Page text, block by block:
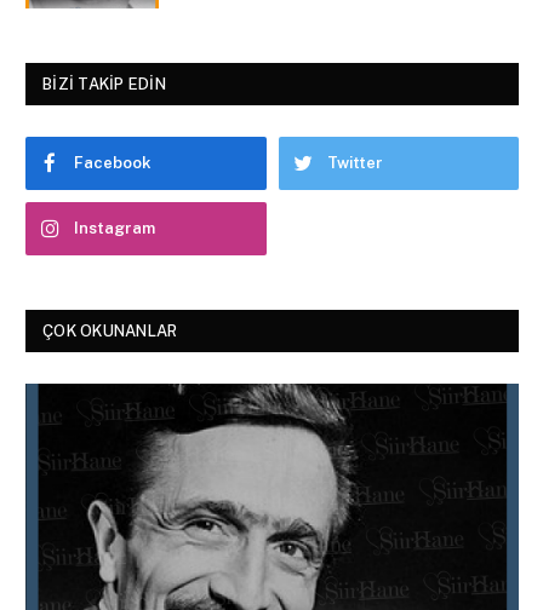
BIZI TAKIP EDIN
Facebook Twitter
Instagram
ÇOK OKUNANLAR